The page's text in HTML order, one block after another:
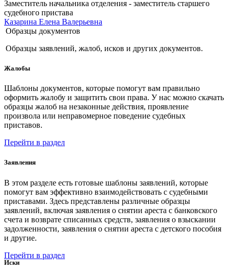
Заместитель начальника отделения - заместитель старшего
судебного пристава
Казарина Елена Валерьевна
Образцы документов
Образцы заявлений, жалоб, исков и других документов.
Жалобы
Шаблоны документов, которые помогут вам правильно
оформить жалобу и защитить свои права. У нас можно скачать
образцы жалоб на незаконные действия, проявление
произвола или неправомерное поведение судебных
приставов.
Перейти в раздел
Заявления
В этом разделе есть готовые шаблоны заявлений, которые
помогут вам эффективно взаимодействовать с судебными
приставами. Здесь представлены различные образцы
заявлений, включая заявления о снятии ареста с банковского
счета и возврате списанных средств, заявления о взыскании
задолженности, заявления о снятии ареста с детского пособия
и другие.
Перейти в раздел
Иски